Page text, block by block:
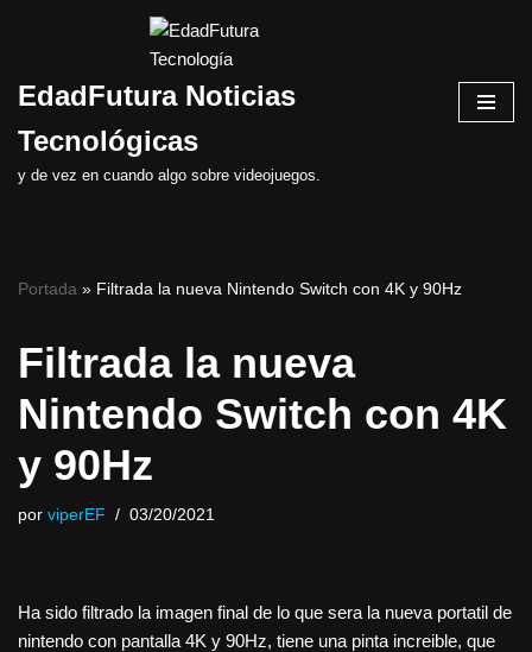
al
EdadFutura Noticias
Tecnológicas
y de vez en cuando algo sobre videojuegos.
Portada » Filtrada la nueva Nintendo Switch con 4K y 90Hz
Filtrada la nueva
Nintendo Switch con 4K
y 90Hz
por viperEF 03/20/2021
Ha sido filtrado la imagen final de lo que sera la nueva portatil de
nintendo con pantalla 4K y 90Hz, tiene una pinta increible, que